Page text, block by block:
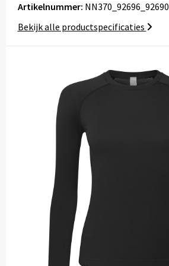
Artikelnummer: NN370_92696_92690
Bekijk alle productspecificaties